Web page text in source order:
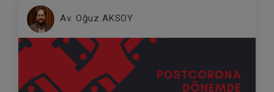
Av. Oğuz AKSOY